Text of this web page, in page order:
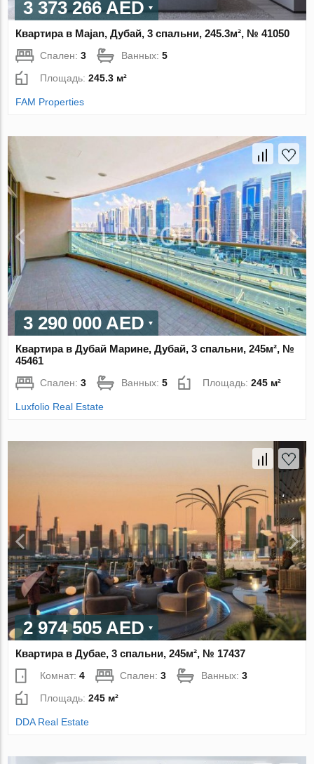
3 373 266 AED
Квартира в Majan, Дубай, 3 спальни, 245.3м², № 41050
Спален:3 Ванных:5
Площадь:245.3 м²
FAM Properties
3 290 000 AED
Квартира в Дубай Марине, Дубай, 3 спальни, 245м², №
45461
Спален:3 Ванных:5 Площадь:245 м²
Luxfolio Real Estate
2 974 505 AED
Квартира в Дубае, 3 спальни, 245м², № 17437
Комнат:4 Спален:3 Ванных:3
Площадь:245 м²
DDA Real Estate